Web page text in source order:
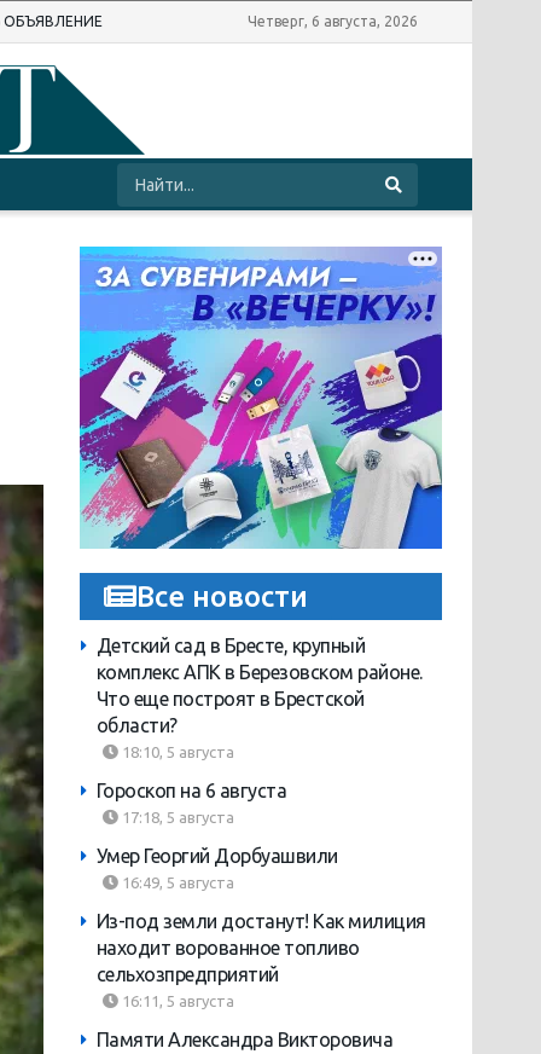
ОБЪЯВЛЕНИЕ Четверг, 6 августа, 2026
Все новости
Детский сад в Бресте, крупный
комплекс АПК в Березовском районе.
Что еще построят в Брестской
области?
18:10, 5 августа
Гороскоп на 6 августа
17:18, 5 августа
Умер Георгий Дорбуашвили
16:49, 5 августа
Из-под земли достанут! Как милиция
находит ворованное топливо
сельхозпредприятий
16:11, 5 августа
Памяти Александра Викторовича